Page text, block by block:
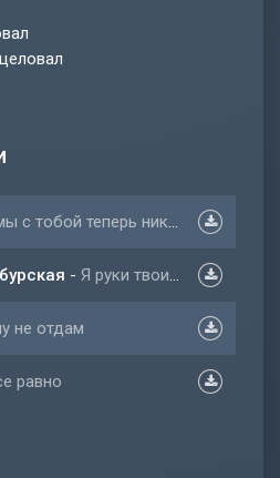
с тобой теперь никто
- Я руки твои целовал
не отдам
равно